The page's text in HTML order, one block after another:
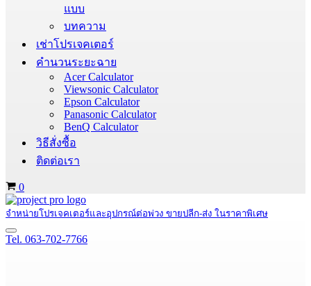
แบบ
บทความ
เช่าโปรเจคเตอร์
คำนวนระยะฉาย
Acer Calculator
Viewsonic Calculator
Epson Calculator
Panasonic Calculator
BenQ Calculator
วิธีสั่งซื้อ
ติดต่อเรา
Cart
0
จำหน่ายโปรเจคเตอร์และอุปกรณ์ต่อพ่วง ขายปลีก-ส่ง ในราคาพิเศษ
Navigation
Menu
Tel. 063-702-7766